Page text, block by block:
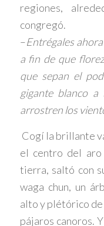
regiones,
congregó.
–Entrégales ahora
a fin de que
que sepan el
gigante blanco
arrostren los
Cogí la brillante
el centro del aro
tierra, saltó con
waga chun, un
alto y plétórico de
pájaros canoros.